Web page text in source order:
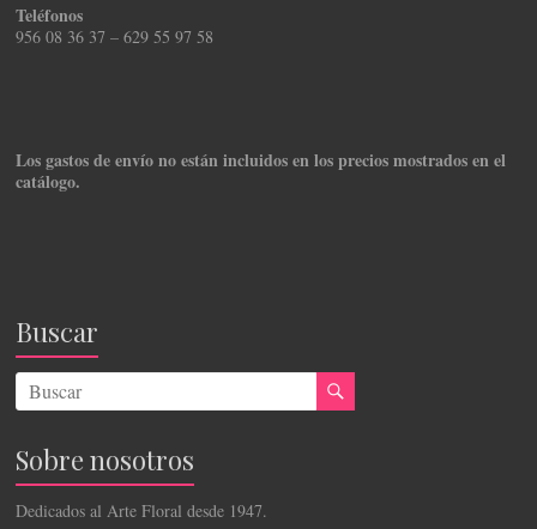
Teléfonos
956 08 36 37 – 629 55 97 58
Los gastos de envío no están incluidos en los precios mostrados en el
catálogo.
Buscar
Sobre nosotros
Dedicados al Arte Floral desde 1947.